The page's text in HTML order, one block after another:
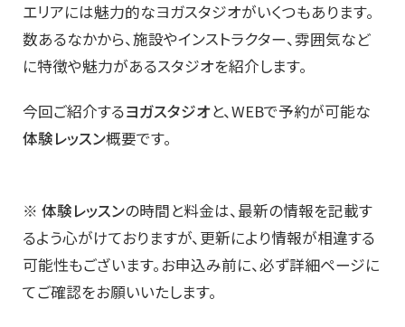
エリアには魅力的なヨガスタジオがいくつもあります。
数あるなかから、施設やインストラクター、雰囲気など
に特徴や魅力があるスタジオを紹介します。
今回ご紹介するヨガスタジオと、WEBで予約が可能な
体験レッスン概要です。
※ 体験レッスンの時間と料金は、最新の情報を記載す
るよう心がけておりますが、更新により情報が相違する
可能性もございます。お申込み前に、必ず詳細ページに
てご確認をお願いいたします。